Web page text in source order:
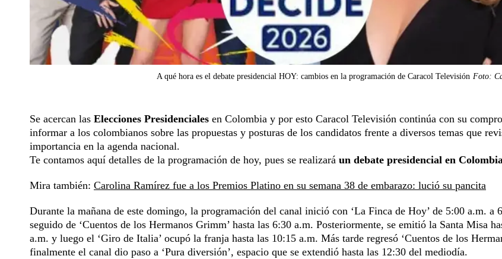
A qué hora es el debate presidencial HOY: cambios en la programación de Caracol Televisión Foto:
Se acercan las Elecciones Presidenciales en Colombia y por esto Caracol Televisión continúa con su
informar a los colombianos sobre las propuestas y posturas de los candidatos frente a diversos temas que
importancia en la agenda nacional.
Te contamos aquí detalles de la programación de hoy, pues se realizará un debate presidencial en
Mira también: Carolina Ramírez fue a los Premios Platino en su semana 38 de embarazo: lució su pancita
Durante la mañana de este domingo, la programación del canal inició con ‘La Finca de Hoy’ de 5:00 a.m. a
seguido de ‘Cuentos de los Hermanos Grimm’ hasta las 6:30 a.m. Posteriormente, se emitió la Santa Misa
a.m. y luego el ‘Giro de Italia’ ocupó la franja hasta las 10:15 a.m. Más tarde regresó ‘Cuentos de los
finalmente el canal dio paso a ‘Pura diversión’, espacio que se extendió hasta las 12:30 del mediodía.